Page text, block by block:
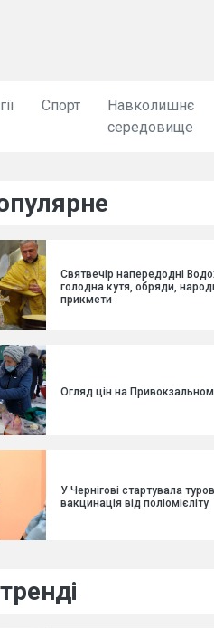
Спорт
Навколишнє
середовище
Святвечір напередодні
голодна кутя, обряди,
прикмети
Огляд цін на
У Чернігові стартувала
вакцинація від поліомієліту